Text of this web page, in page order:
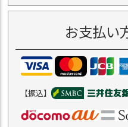
お支払い
【振込】